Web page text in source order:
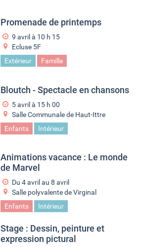
Promenade de printemps
9 avril à 10 h 15
Ecluse 5F
Extérieur
Famille
Bloutch - Spectacle en chansons
5 avril à 15 h 00
Salle Communale de Haut-Ittre
Enfants
Intérieur
Animations vacance : Le monde
de Marvel
Du 4 avril au 8 avril
Salle polyvalente de Virginal
Enfants
Intérieur
Stage : Dessin, peinture et
expression pictural